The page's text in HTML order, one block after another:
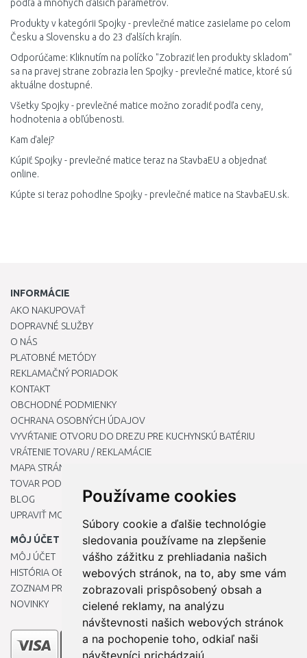
Používame cookies
Súbory cookie a ďalšie technológie
sledovania používame na zlepšenie
vášho zážitku z prehliadania našich
webových stránok, na to, aby sme vám
zobrazovali prispôsobený obsah a
cielené reklamy, na analýzu
návštevnosti našich webových stránok
a na pochopenie toho, odkiaľ naši
návštevníci prichádzajú.
podľa a mnohých ďalších parametrov.
Produkty v kategórii Spojky - prevlečné matice zasielame po celom
Česku a Slovensku a do 23 ďalších krajín.
Odporúčame: Kliknutím na políčko "Zobraziť len produkty skladom"
sa na pravej strane zobrazia len Spojky - prevlečné matice, ktoré sú
aktuálne dostupné.
Všetky Spojky - prevlečné matice možno zoradiť podľa ceny,
hodnotenia a obľúbenosti.
Kam ďalej?
Kúpiť Spojky - prevlečné matice teraz na StavbaEU a objednať
online.
Kúpte si teraz pohodlne Spojky - prevlečné matice na StavbaEU.sk.
INFORMÁCIE
AKO NAKUPOVAŤ
DOPRAVNÉ SLUŽBY
O NÁS
PLATOBNÉ METÓDY
REKLAMAČNÝ PORIADOK
KONTAKT
OBCHODNÉ PODMIENKY
OCHRANA OSOBNÝCH ÚDAJOV
VYVŔTANIE OTVORU DO DREZU PRE KUCHYNSKÚ BATÉRIU
VRÁTENIE TOVARU / REKLAMÁCIE
MAPA STRÁNOK
TOVAR PODĽA ZNAČIEK
BLOG
UPRAVIŤ MOJE PREDVOĽBY COOKIES
MÔJ ÚČET
MÔJ ÚČET
HISTÓRIA OBJEDNÁVOK
ZOZNAM PRIANÍ
NOVINKY